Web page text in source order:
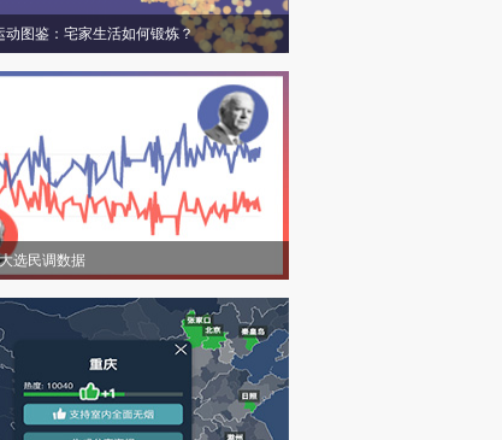
动图鉴：宅家生活如何锻炼？
选民调数据